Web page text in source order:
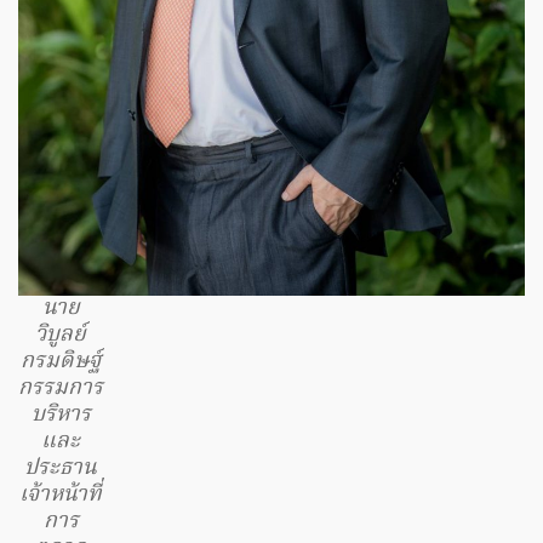
นาย
วิบูลย์
กรมดิษฐ์
กรรมการ
บริหาร
และ
ประธาน
เจ้าหน้าที่
การ